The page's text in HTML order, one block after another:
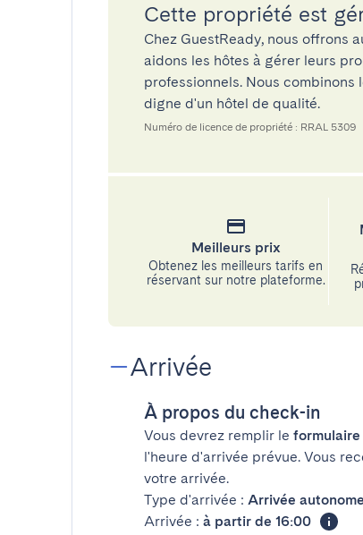
Cette propriété est
Chez GuestReady, nous offrons
aidons les hôtes à gérer leurs
professionnels. Nous
digne d'un hôtel de qualité.
Numéro de licence de propriété : RRAL 5309
Meilleurs prix
Obtenez les meilleurs tarifs en
réservant sur notre plateforme.
Arrivée
À propos du check-in
Vous devrez remplir le
l'heure d'arrivée prévue. Vous
votre arrivée.
Type d'arrivée : Arrivée autonome
Arrivée : à partir de 16:00